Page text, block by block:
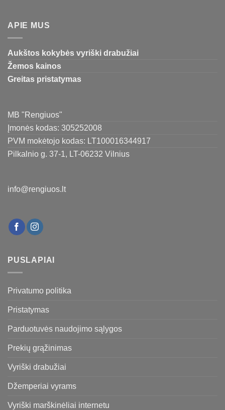
APIE MUS
Aukštos kokybės vyriški drabužiai
Žemos kainos
Greitas pristatymas
MB "Rengiuos"
Įmonės kodas: 305252008
PVM mokėtojo kodas: LT100016344917
Pilkalnio g. 37-1, LT-06232 Vilnius
info@rengiuos.lt
PUSLAPIAI
Privatumo politika
Pristatymas
Parduotuvės naudojimo sąlygos
Prekių grąžinimas
Vyriški drabužiai
Džemperiai vyrams
Vyriški marškinėliai internetu